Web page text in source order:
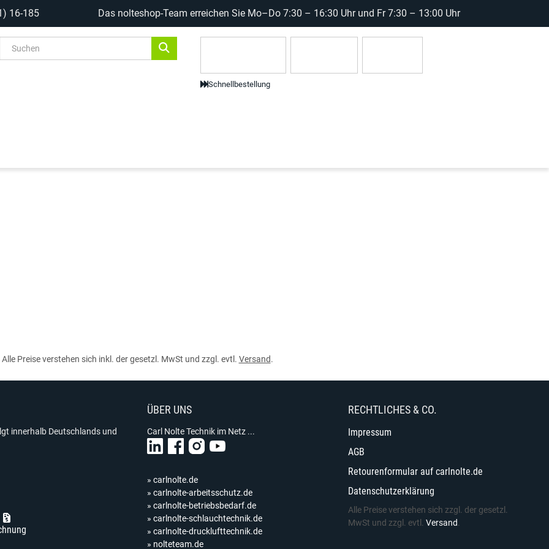
16-185 Das nolteshop-Team erreichen Sie Mo–Do 7:30 – 16:30 Uhr und Fr 7:30 – 13:00 Uhr
Schnellbestellung
Alle Preise verstehen sich inkl. der gesetzl. MwSt und zzgl. evtl. Versand.
innerhalb Deutschlands und
ÜBER UNS
Carl Nolte Technik im Netz ...
» carlnolte.de
» carlnolte-arbeitsschutz.de
» carlnolte-betriebsbedarf.de
» carlnolte-schlauchtechnik.de
» carlnolte-drucklufttechnik.de
» nolteteam.de
RECHTLICHES & CO.
Impressum
AGB
Retourenformular auf carlnolte.de
Datenschutzerklärung
Alle Preise verstehen sich zzgl. der gesetzl.
MwSt und zzgl. evtl. Versand